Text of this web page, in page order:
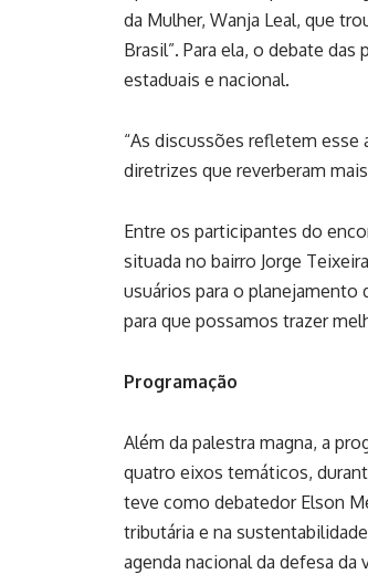
da Mulher, Wanja Leal, que
Brasil”. Para ela, o debate
estaduais e nacional.
“As discussões refletem
diretrizes que reverberam
Entre os participantes do
situada no bairro Jorge
usuários para o planejamento
para que possamos trazer
Programação
Além da palestra magna, a
quatro eixos temáticos,
teve como debatedor Elson
tributária e na
agenda nacional da defesa da